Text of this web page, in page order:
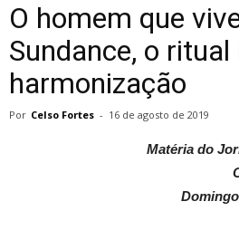
O homem que
Sundance, o
harmonização
Por Celso Fortes - 16 de agosto de 2019
Matéria do